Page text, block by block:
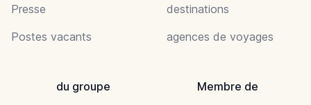
Presse
Postes vacants
destinations
agences de voyages
du groupe Membre de